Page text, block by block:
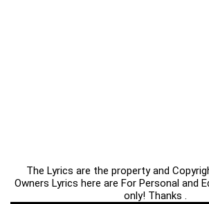
The Lyrics are the property and
Owners Lyrics here are For Personal and
only! Thanks .